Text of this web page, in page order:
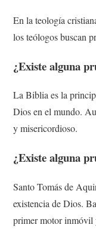
En la teología
los teólogos buscan
¿Existe alguna
La Biblia es la
Dios en el mundo.
y misericordioso.
¿Existe alguna
Santo Tomás de
existencia de Dios.
primer motor inmóvil